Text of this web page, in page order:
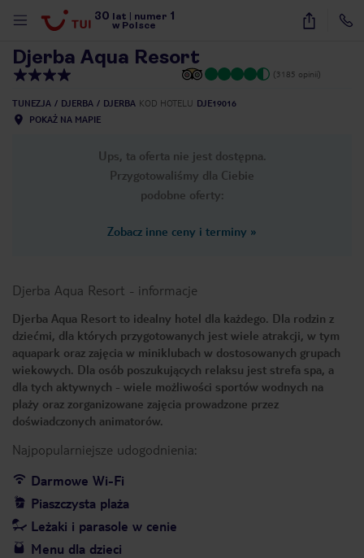
30 lat numer 1
w Polsce
26
Djerba Aqua Resort
(3185 opinii)
TUNEZJA DJERBA DJERBA KOD HOTELU DJE19016
POKAŻ NA MAPIE
Ups, ta oferta nie jest dostępna.
Przygotowaliśmy dla Ciebie
podobne oferty:
Zobacz inne ceny i terminy »
Djerba Aqua Resort - informacje
Djerba Aqua Resort to idealny hotel dla każdego. Dla rodzin z
dziećmi, dla których przygotowanych jest wiele atrakcji, w tym
aquapark oraz zajęcia w miniklubach w dostosowanych grupach
wiekowych. Dla osób poszukujących relaksu jest strefa spa, a
dla tych aktywnych - wiele możliwości sportów wodnych na
plaży oraz zorganizowane zajęcia prowadzone przez
doświadczonych animatorów.
Najpopularniejsze udogodnienia:
Darmowe Wi-Fi
Piaszczysta plaża
Leżaki i parasole w cenie
Menu dla dzieci